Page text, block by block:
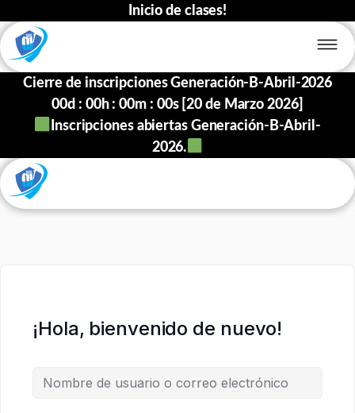
Inicio de clases!
Cierre de inscripciones Generación-B-Abril-2026
00d : 00h :00m : 00s [20 de Marzo 2026]
Inscripciones abiertas Generación-B-Abril-
2026.
¡Hola, bienvenido de nuevo!